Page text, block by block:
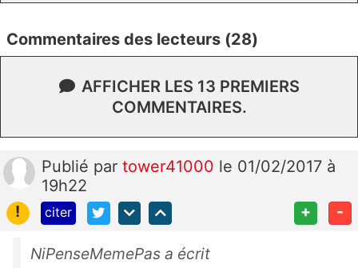
Commentaires des lecteurs (28)
AFFICHER LES 13 PREMIERS
COMMENTAIRES.
Publié par tower41000 le 01/02/2017 à
19h22
!
citer + -
NiPenseMemePas a écrit